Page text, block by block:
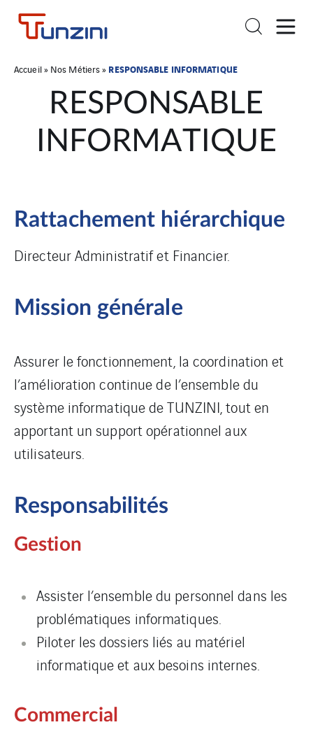
Accueil» Nos Métiers» RESPONSABLE INFORMATIQUE
RESPONSABLE
INFORMATIQUE
Rattachement hiérarchique
Directeur Administratif et Financier.
Mission générale
Assurer le fonctionnement, la coordination et
l’amélioration continue de l’ensemble du
système informatique de TUNZINI, tout en
apportant un support opérationnel aux
utilisateurs.
Responsabilités
Gestion
Assister l’ensemble du personnel dans les
problématiques informatiques.
Piloter les dossiers liés au matériel
informatique et aux besoins internes.
Commercial